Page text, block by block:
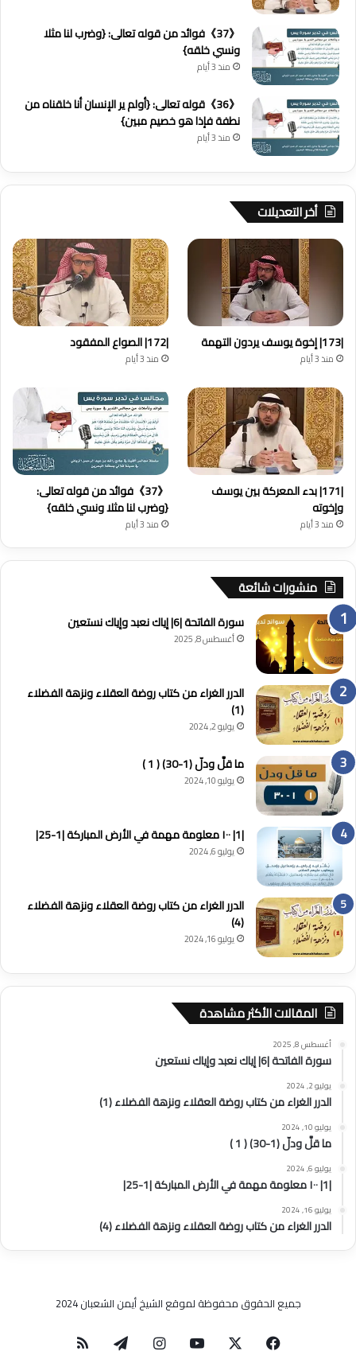
《37》فوائد من قوله تعالى: {وضرب لنا مثلا
ونسي خلقه}
منذ 3 أيام
《36》قوله تعالى: {أولم ير الإنسان أنا خلقناه من
نطفة فإذا هو خصيم مبين}
منذ 3 أيام
أخر التعديلات
|173| إخوة يوسف يردون التهمة
منذ 3 أيام
|172| الصواع المفقود
منذ 3 أيام
|171| بدء المعركة بين يوسف
وإخوته
منذ 3 أيام
《37》فوائد من قوله تعالى:
{وضرب لنا مثلا ونسي خلقه}
منذ 3 أيام
منشورات شائعة
سورة الفاتحة |6| إياك نعبد وإياك نستعين
أغسطس 8, 2025
الدرر الغراء من كتاب روضة العقلاء ونزهة الفضلاء
(1)
يوليو 2, 2024
ما قلَّ ودلّ (1-30) ( 1 )
يوليو 10, 2024
|1| ١٠٠ معلومة مهمة في الأرض المباركة |1-25|
يوليو 6, 2024
الدرر الغراء من كتاب روضة العقلاء ونزهة الفضلاء
(4)
يوليو 16, 2024
المقالات الأكثر مشاهدة
أغسطس 8, 2025
سورة الفاتحة |6| إياك نعبد وإياك نستعين
يوليو 2, 2024
الدرر الغراء من كتاب روضة العقلاء ونزهة الفضلاء (1)
يوليو 10, 2024
ما قلَّ ودلّ (1-30) ( 1 )
يوليو 6, 2024
|1| ١٠٠ معلومة مهمة في الأرض المباركة |1-25|
يوليو 16, 2024
الدرر الغراء من كتاب روضة العقلاء ونزهة الفضلاء (4)
جميع الحقوق محفوظة لموقع الشيخ أيمن الشعبان 2024
فيسبوك ‫YouTubeانستقرامتيلقرامملخص